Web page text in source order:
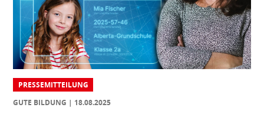
PRESSEMITTEILUNG
GUTE BILDUNG
18.08.2025